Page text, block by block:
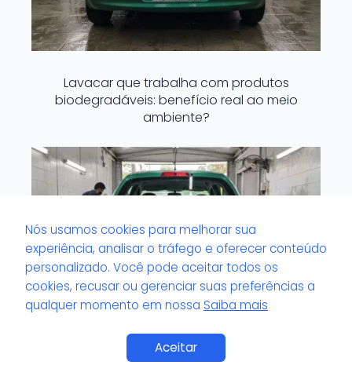
Lavacar que trabalha com produtos
biodegradáveis: benefício real ao meio
ambiente?
Nós usamos cookies para melhorar sua
experiência, analisar o tráfego e oferecer conteúdo
personalizado. Você pode aceitar todos os
cookies, recusar ou gerenciar suas preferências a
qualquer momento em nossa Saiba mais
Aceitar Saiba Mais